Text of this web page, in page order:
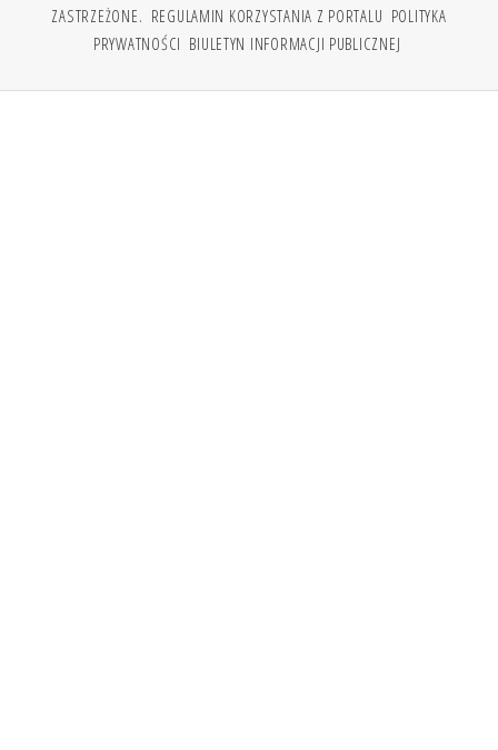
ZASTRZEŻONE. REGULAMIN KORZYSTANIA Z PORTALU POLITYKA
PRYWATNOŚCI BIULETYN INFORMACJI PUBLICZNEJ